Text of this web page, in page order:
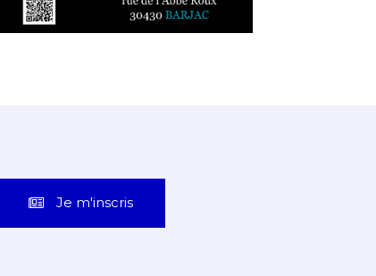
Je m'inscris